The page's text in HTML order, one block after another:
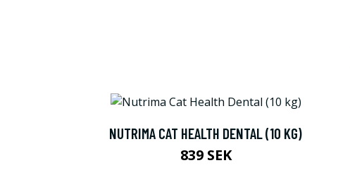
NUTRIMA CAT HEALTH DENTAL (10 KG)
839 SEK